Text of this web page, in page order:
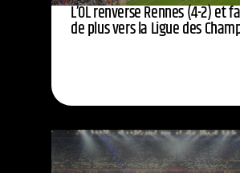
L’OL renverse Rennes (4-2) et
de plus vers la Ligue des